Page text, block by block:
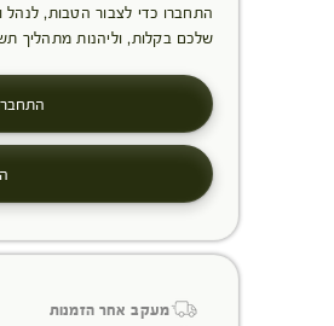
התחברו כדי לצבור הטבות,
שלכם בקלות, וליהנות מתהליך
מעקב אחר הזמנות